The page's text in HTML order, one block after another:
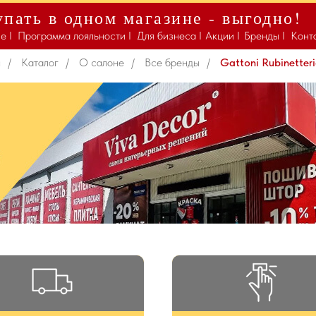
в одном магазине - выгодно!
Бренды I
Акции I
Для бизнеса I
Программа лояльности I
I
Gattoni Rubinetteria S.p.A.
/ Каталог / О салоне / Все бренды / Gattoni